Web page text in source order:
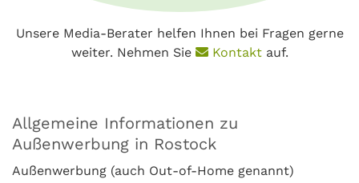
Unsere Media-Berater helfen Ihnen bei Fragen gerne
weiter. Nehmen Sie
Kontaktauf.
Allgemeine Informationen zu
Außenwerbung in Rostock
Außenwerbung (auch Out-of-Home genannt)